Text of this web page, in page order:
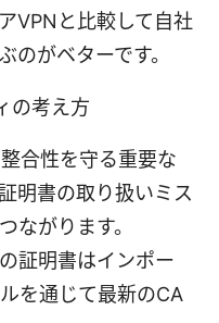
VPNと比較して自社
のがベターです。
の考え方
合性を守る重要な
明書の取り扱いミス
ながります。
証明書はインポー
を通じて最新のCA